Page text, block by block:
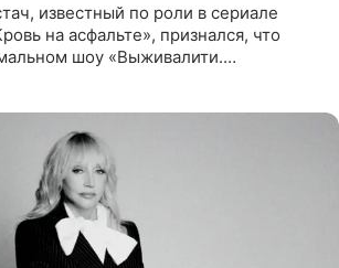
известный по роли в сериале
на асфальте», признался, что
шоу «Выживалити.